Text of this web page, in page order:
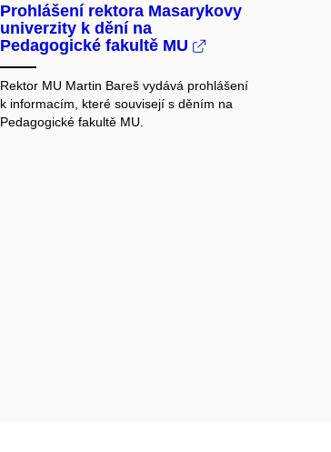
Prohlášení rektora Masarykovy
univerzity k dění na
Pedagogické fakultě MU
Rektor MU Martin Bareš vydává prohlášení
k informacím, které souvisejí s děním na
Pedagogické fakultě MU.